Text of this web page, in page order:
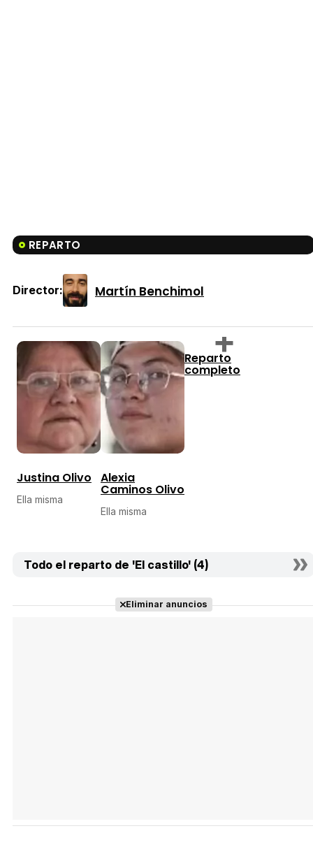
REPARTO
Director: Martín Benchimol
Justina Olivo
Ella misma
Alexia
Caminos Olivo
Ella misma
Reparto
completo
Todo el reparto de 'El castillo' (4)
Eliminar anuncios